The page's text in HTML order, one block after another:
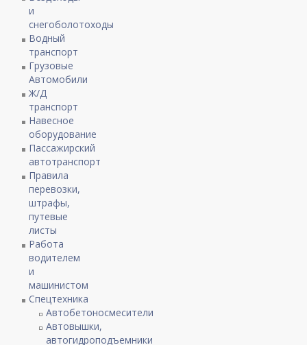
и
снегоболотоходы
Водный
транспорт
Грузовые
Автомобили
Ж/Д
транспорт
Навесное
оборудование
Пассажирский
автотранспорт
Правила
перевозки,
штрафы,
путевые
листы
Работа
водителем
и
машинистом
Спецтехника
Автобетоносмесители
Автовышки,
автогидроподъемники